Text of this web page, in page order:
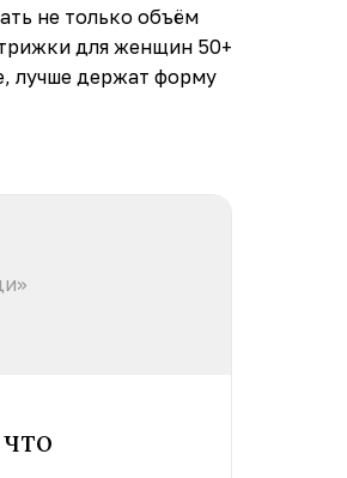
не только объём
для женщин 50+
лучше держат форму